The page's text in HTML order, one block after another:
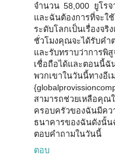
จำนวน 58,000 ยูโร
และฉันต้องการที่จะใ
ระดับโลกเป็นเรื่อง
ชั่วโมงคุณจะได้รับคำ
และรับทราบว่าการพิ
เชื่อถือได้และตอนนี้
พวกเขาในวันนี้ทางอีเ
สามารถช่วยเหลือคุณ
ครอบครัวของฉันมีคว
ธนาคารของฉันดังนั้น
ตอบคำถามในวันนี้
ตอบ